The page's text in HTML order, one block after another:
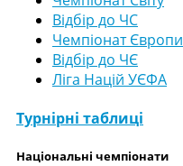
Відбір до ЧС
Чемпіонат Європи
Відбір до ЧЄ
Ліга Націй УЄФА
Турнірні таблиці
Національні чемпіонати